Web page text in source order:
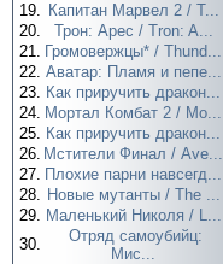
19. Капитан Марвел 2 / T...
20.
Трон: Арес / Tron: A...
21. Громовержцы* / Thund...
22. Аватар: Пламя и пепе...
23. Как приручить дракон...
24. Мортал Комбат 2 / Mo...
25. Как приручить дракон...
26. Мстители Финал / Ave...
27. Плохие парни навсегд...
28. Новые мутанты / The ...
29. Маленький Николя / L...
30.
Отряд самоубийц:
Мис...